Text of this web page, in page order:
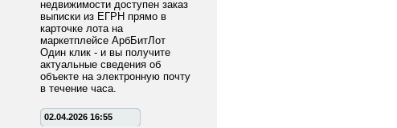
недвижимости доступен заказ
выписки из ЕГРН прямо в
карточке лота на
маркетплейсе АрбБитЛот
Один клик - и вы получите
актуальные сведения об
объекте на электронную почту
в течение часа.
02.04.2026 16:55